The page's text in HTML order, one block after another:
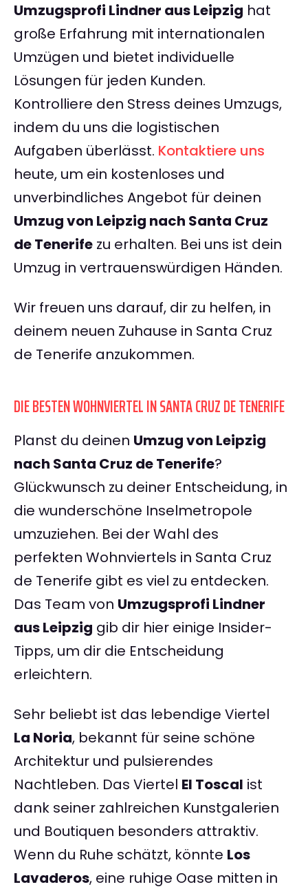
Umzugsprofi Lindner aus Leipzig hat
große Erfahrung mit internationalen
Umzügen und bietet individuelle
Lösungen für jeden Kunden.
Kontrolliere den Stress deines Umzugs,
indem du uns die logistischen
Aufgaben überlässt. Kontaktiere uns
heute, um ein kostenloses und
unverbindliches Angebot für deinen
Umzug von Leipzig nach Santa Cruz
de Tenerife zu erhalten. Bei uns ist dein
Umzug in vertrauenswürdigen Händen.
Wir freuen uns darauf, dir zu helfen, in
deinem neuen Zuhause in Santa Cruz
de Tenerife anzukommen.
DIE BESTEN WOHNVIERTEL IN SANTA CRUZ DE TENERIFE
Planst du deinen Umzug von Leipzig
nach Santa Cruz de Tenerife?
Glückwunsch zu deiner Entscheidung, in
die wunderschöne Inselmetropole
umzuziehen. Bei der Wahl des
perfekten Wohnviertels in Santa Cruz
de Tenerife gibt es viel zu entdecken.
Das Team von Umzugsprofi Lindner
aus Leipzig gib dir hier einige Insider-
Tipps, um dir die Entscheidung
erleichtern.
Sehr beliebt ist das lebendige Viertel
La Noria, bekannt für seine schöne
Architektur und pulsierendes
Nachtleben. Das Viertel El Toscal ist
dank seiner zahlreichen Kunstgalerien
und Boutiquen besonders attraktiv.
Wenn du Ruhe schätzt, könnte Los
Lavaderos, eine ruhige Oase mitten in